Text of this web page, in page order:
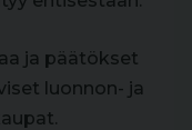
ja päätökset
luonnon- ja